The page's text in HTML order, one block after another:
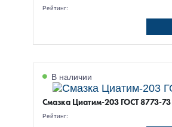
Рейтинг:
В наличии
Смазка Циатим-203 ГОСТ 8773-73
Рейтинг: